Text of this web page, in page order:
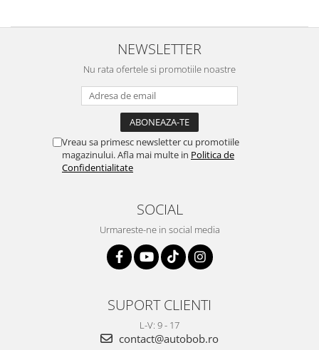
NEWSLETTER
Nu rata ofertele si promotiile noastre
Vreau sa primesc newsletter cu promotiile
magazinului. Afla mai multe in Politica de
Confidentialitate
SOCIAL
Urmareste-ne in social media
SUPORT CLIENTI
L-V: 9 - 17
contact@autobob.ro